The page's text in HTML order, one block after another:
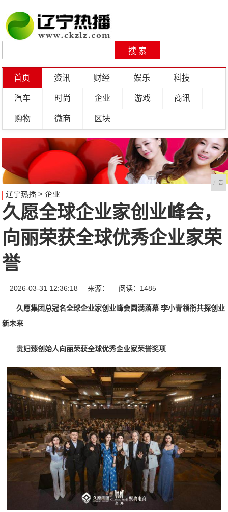
首页 资讯 财经 娱乐 科技
汽车 时尚 企业 游戏 商讯
购物 微商 区块
广告
辽宁热播> 企业
久愿全球企业家创业峰会，
向丽荣获全球优秀企业家荣
誉
2026-03-31 12:36:18 来源： 阅读：1485
久愿集团总冠名全球企业家创业峰会圆满落幕 李小青领衔共探创业
新未来
贵妇臻创始人向丽荣获全球优秀企业家荣誉奖项